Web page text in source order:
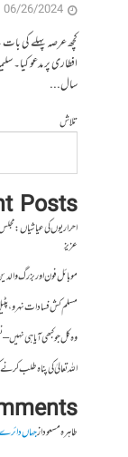
06/26/2024
کچھ عرصہ پہلے کی
افطاری پر مدعو
سال...
تلاش
Posts
احراریوں کی عیاشیاں :
عزیز
موبائل فون اور بزرگ
مسلم کش فسادات نہرو، پٹیل
وہ کل جو کبھی آیا ہی نہیں –
اللہ تعالیٰ کی پناہ طلب
طاہرہ مسعودازجہاں دائرے